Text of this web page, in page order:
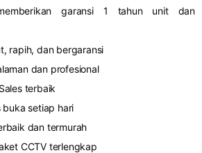
garansi 1 tahun unit dan
rapih, dan bergaransi
dan profesional
terbaik
buka setiap hari
dan termurah
CCTV terlengkap